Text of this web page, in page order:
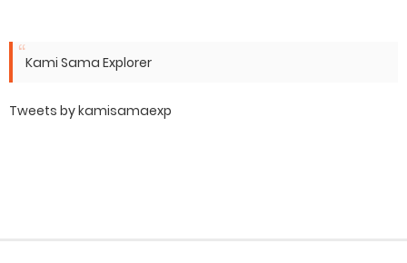
Kami Sama Explorer
Tweets by kamisamaexp